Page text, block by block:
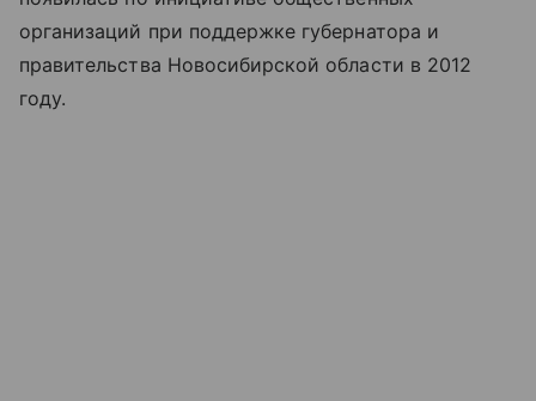
организаций при поддержке губернатора и
правительства Новосибирской области в 2012
году.